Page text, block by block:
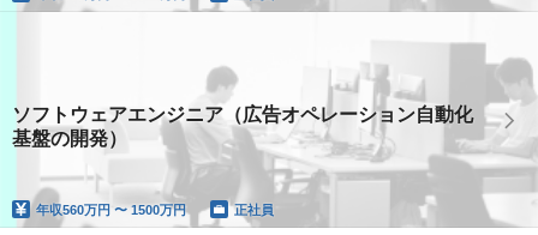
ソフトウェアエンジニア（広告オペレーション自動化
基盤の開発）
年収560万円 〜 1500万円 正社員